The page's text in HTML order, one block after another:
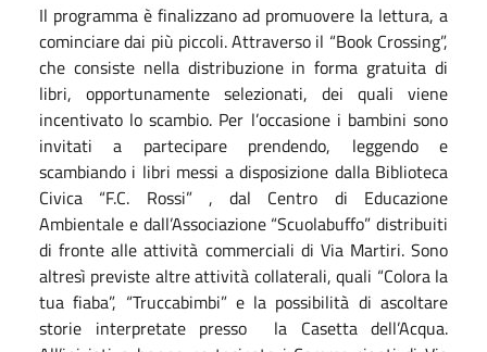
Il programma è finalizzano ad promuovere la lettura, a
cominciare dai più piccoli. Attraverso il “Book Crossing”,
che consiste nella distribuzione in forma gratuita di
libri, opportunamente selezionati, dei quali viene
incentivato lo scambio. Per l’occasione i bambini sono
invitati a partecipare prendendo, leggendo e
scambiando i libri messi a disposizione dalla Biblioteca
Civica “F.C. Rossi” , dal Centro di Educazione
Ambientale e dall’Associazione “Scuolabuffo” distribuiti
di fronte alle attività commerciali di Via Martiri. Sono
altresì previste altre attività collaterali, quali “Colora la
tua fiaba”, “Truccabimbi” e la possibilità di ascoltare
storie interpretate presso la Casetta dell’Acqua.